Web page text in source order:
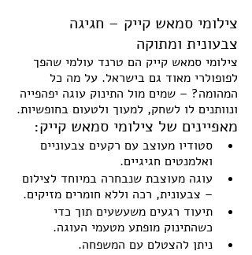
צילומי סמאש קייק – חגיגה
צבעונית ומתוקה
צילומי סמאש קייק הם טרנד עולמי שהפך
לפופולרי מאוד גם בישראל. על מה כל
המהומה? – שמים מול התינוק עוגה יפהפייה
ונוותנים לו לשחק, למעוך ולטעום בחופשיות.
מאפיינים של צילומי סמאש קייק:
סטודיו מעוצב עם רקעים צבעוניים
ואלמנטים חגיגיים.
עוגה מעוצבת שנבחרה במיוחד לצילום
– צבעונית, רכה וללא חומרים מזיקים.
תיעוד רגעים משעשעים תוך כדי
כשהתינוק מופתע מטעמי העוגה.
ניתן להצטלם עם המשפחה.